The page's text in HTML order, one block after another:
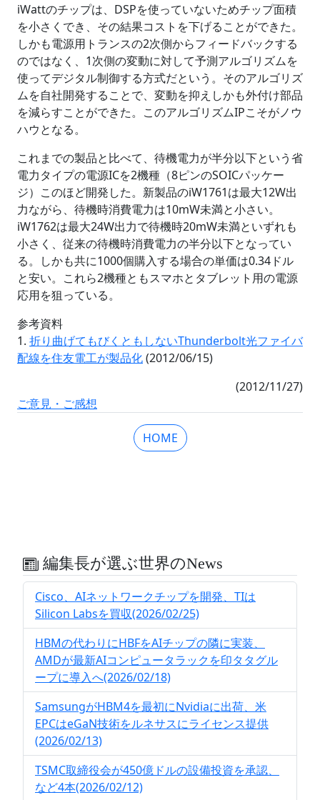
iWattのチップは、DSPを使っていないためチップ面積
を小さくでき、その結果コストを下げることができた。
しかも電源用トランスの2次側からフィードバックする
のではなく、1次側の変動に対して予測アルゴリズムを
使ってデジタル制御する方式だという。そのアルゴリズ
ムを自社開発することで、変動を抑えしかも外付け部品
を減らすことができた。このアルゴリズムIPこそがノウ
ハウとなる。
これまでの製品と比べて、待機電力が半分以下という省
電力タイプの電源ICを2機種（8ピンのSOICパッケー
ジ）このほど開発した。新製品のiW1761は最大12W出
力ながら、待機時消費電力は10mW未満と小さい。
iW1762は最大24W出力で待機時20mW未満といずれも
小さく、従来の待機時消費電力の半分以下となってい
る。しかも共に1000個購入する場合の単価は0.34ドル
と安い。これら2機種ともスマホとタブレット用の電源
応用を狙っている。
参考資料
1. 折り曲げてもびくともしないThunderbolt光ファイバ
配線を住友電工が製品化(2012/06/15)
(2012/11/27)
ご意見・ご感想
HOME
編集長が選ぶ世界のNews
Cisco、AIネットワークチップを開発、TIは
Silicon Labsを買収(2026/02/25)
HBMの代わりにHBFをAIチップの隣に実装、
AMDが最新AIコンピュータラックを印タタグル
ープに導入へ(2026/02/18)
SamsungがHBM4を最初にNvidiaに出荷、米
EPCはeGaN技術をルネサスにライセンス提供
(2026/02/13)
TSMC取締役会が450億ドルの設備投資を承認、
など4本(2026/02/12)